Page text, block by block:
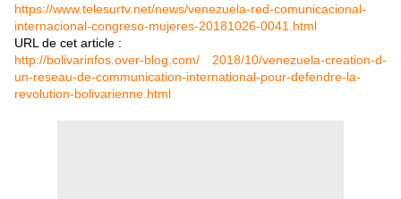
https://www.telesurtv.net/news/venezuela-red-comunicacional-
internacional-congreso-mujeres-20181026-0041.html
URL de cet article :
http://bolivarinfos.over-blog.com/ 2018/10/venezuela-creation-d-
un-reseau-de-communication-international-pour-defendre-la-
revolution-bolivarienne.html